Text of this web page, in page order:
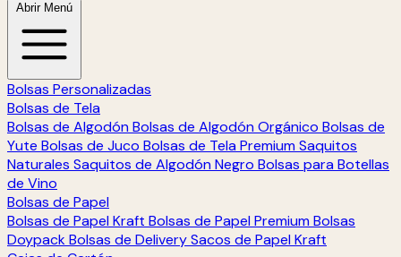
Abrir Menú
Bolsas Personalizadas
Bolsas de Tela
Bolsas de Algodón Bolsas de Algodón Orgánico Bolsas de
Yute Bolsas de Juco Bolsas de Tela Premium Saquitos
Naturales Saquitos de Algodón Negro Bolsas para Botellas
de Vino
Bolsas de Papel
Bolsas de Papel Kraft Bolsas de Papel Premium Bolsas
DoypackBolsas de DeliverySacos de Papel Kraft